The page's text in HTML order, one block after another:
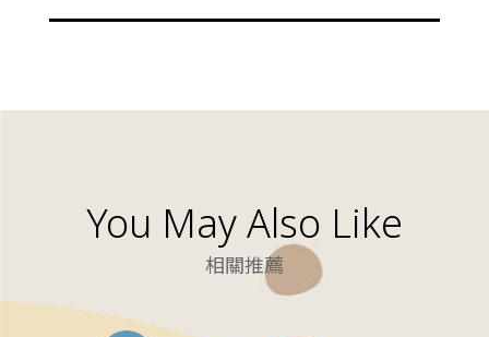
You May Also Like
相關推薦